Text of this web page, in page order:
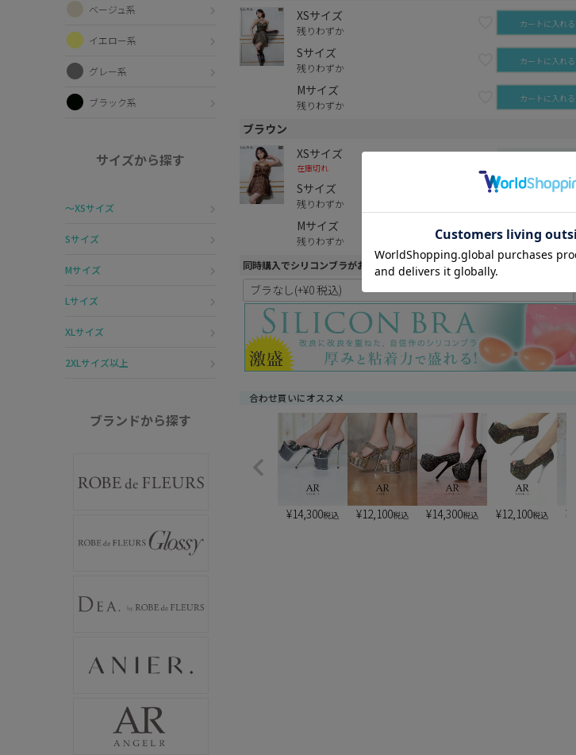
ベージュ系
イエロー系
グレー系
ブラック系
サイズから探す
〜XSサイズ
Sサイズ
Mサイズ
Lサイズ
XLサイズ
2XLサイズ以上
ブランドから探す
XSサイズ
残りわずか カートに入れる
Sサイズ
残りわずか カートに入れる
Mサイズ
残りわずか カートに入れる
ブラウン
XSサイズ
在庫切れ
Sサイズ
残りわずか
Mサイズ
残りわずか カートに入れる
同時購入でシリコンブラがお得に買える♪
須
)
合わせ買いにオススメ
¥14,300税込 ¥12,100税込 ¥14,300税込 ¥12,100税込 ¥